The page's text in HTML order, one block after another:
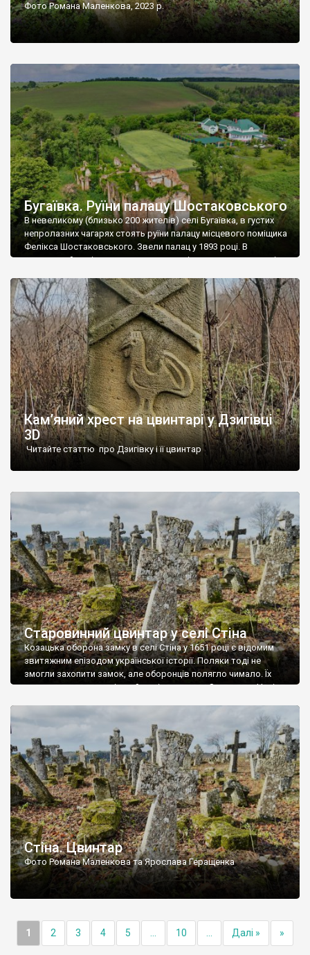
Фото Романа Маленкова, 2023 р.
Бугаївка. Руїни палацу Шостаковського
В невеликому (близько 200 жителів) селі Бугаївка, в густих
непролазних чагарях стоять руїни палацу місцевого поміщика
Фелікса Шостаковського. Звели палац у 1893 році. В
радянський період у ньому спочатку містилася школа, потім
століття тут розмістили туберкульозну лікарню. Коли із
палацу виїхала лікарня – ми точно не […]
Кам’яний хрест на цвинтарі у Дзигівці
3D
Читайте статтю про Дзигівку і її цвинтар
Старовинний цвинтар у селі Стіна
Козацька оборона замку в селі Стіна у 1651 році є відомим
звитяжним епізодом української історії. Поляки тоді не
змогли захопити замок, але оборонців полягло чимало. Їх
поховали на цвинтарі, який тоді називався Замковим. Нині на
ньому чимало хрестів 19 століття, є такі, де епітафії стер […]
Стіна. Цвинтар
Фото Романа Маленкова та Ярослава Геращенка
1 2 3 4 5 10 Далі » »